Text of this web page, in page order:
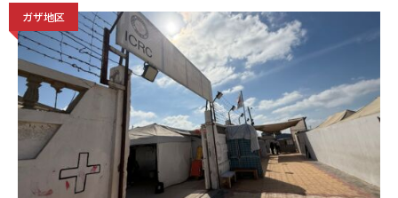
ガザ地区